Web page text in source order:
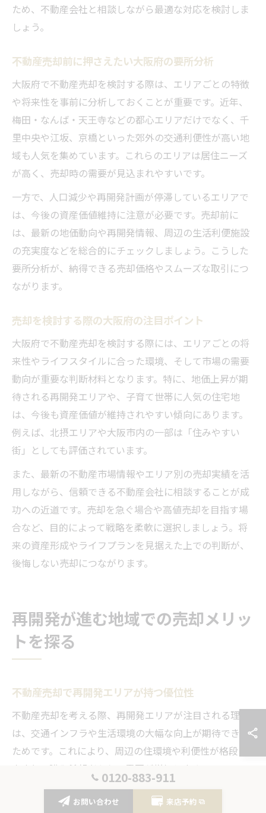
ため、不動産会社と相談しながら最適な対応を検討しま
しょう。
不動産売却前に押さえたい大阪府の要所分析
大阪府で不動産売却を検討する際は、エリアごとの特徴
や将来性を事前に分析しておくことが重要です。近年、
梅田・なんば・天王寺などの都心エリアだけでなく、千
里中央や江坂、京橋といった郊外の交通利便性が高い地
域も人気を集めています。これらのエリアは居住ニーズ
が高く、売却時の需要が見込まれやすいです。
一方で、人口減少や再開発計画が停滞しているエリアで
は、今後の資産価値維持に注意が必要です。売却前に
は、最新の地価動向や再開発情報、周辺の生活利便施設
の充実度などを総合的にチェックしましょう。こうした
要所分析が、納得できる売却価格やスムーズな取引につ
ながります。
売却を検討する際の大阪府の注目ポイント
大阪府で不動産売却を検討する際には、エリアごとの将
来性やライフスタイルに合った環境、そして市場の需要
動向が重要な判断材料となります。特に、地価上昇が期
待される再開発エリアや、子育て世帯に人気の住宅地
は、今後も資産価値が維持されやすい傾向にあります。
例えば、北摂エリアや大阪市内の一部は「住みやすい
街」としても評価されています。
また、最新の不動産市場情報やエリア別の売却実績を活
用しながら、信頼できる不動産会社に相談することが成
功への近道です。売却を急ぐ場合や高値売却を目指す場
合など、目的によって戦略を柔軟に選択しましょう。将
来の資産形成やライフプランを見据えた上での判断が、
後悔しない売却につながります。
再開発が進む地域での売却メリッ
トを探る
不動産売却で再開発エリアが持つ優位性
不動産売却を考える際、再開発エリアが注目される理由
は、交通インフラや生活環境の大幅な向上が期待できる
ためです。これにより、周辺の住環境や利便性が格段に
高まり、購入希望者からの需要が増加します。
再開発が進むことで新しい商業施設や公共スペースが整
0120-883-911
お問い合わせ 来店予約